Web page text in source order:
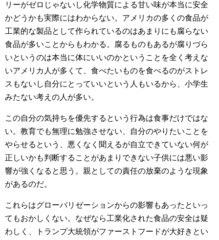
リーがゼロじゃないし化学物質による甘い味が本当に安全
かどうかも実際にはわからない。アメリカの多くの食品が
工業的な製品として作られているのはあまりにも腐らない
食品が多いことからもわかる。腐るものもあるが腐りづら
いというのは本当に体にいいのかということを全く考えな
いアメリカ人が多くて、食べたいものを食べるのがストレ
スもないし自分にとっていいという人もいるから、小学生
みたない考えの人が多い。
この自分の気持ちを優先するという行為は食事だけではな
い。教育でも無理に勉強させない、自分のやりたいことを
やらせるという、悪くなく聞えるが自立できていない何が
正しいかも判断することがあまりできない子供には悪い影
響が強くなると思う。親としての責任の放棄のような現象
があるのだ。
これらはグローバリゼーションからの影響もあったといっ
てもおかしくない。なぜなら工業化された食品の安全は疑
わしく、トランプ大統領がファーストフードが大好きとい